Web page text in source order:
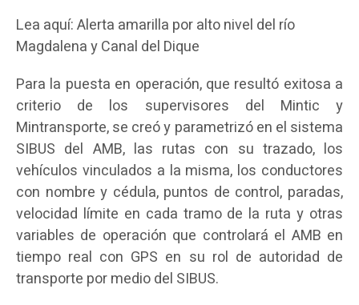
Lea aquí: Alerta amarilla por alto nivel del río
Magdalena y Canal del Dique
Para la puesta en operación, que resultó exitosa a
criterio de los supervisores del Mintic y
Mintransporte, se creó y parametrizó en el sistema
SIBUS del AMB, las rutas con su trazado, los
vehículos vinculados a la misma, los conductores
con nombre y cédula, puntos de control, paradas,
velocidad límite en cada tramo de la ruta y otras
variables de operación que controlará el AMB en
tiempo real con GPS en su rol de autoridad de
transporte por medio del SIBUS.